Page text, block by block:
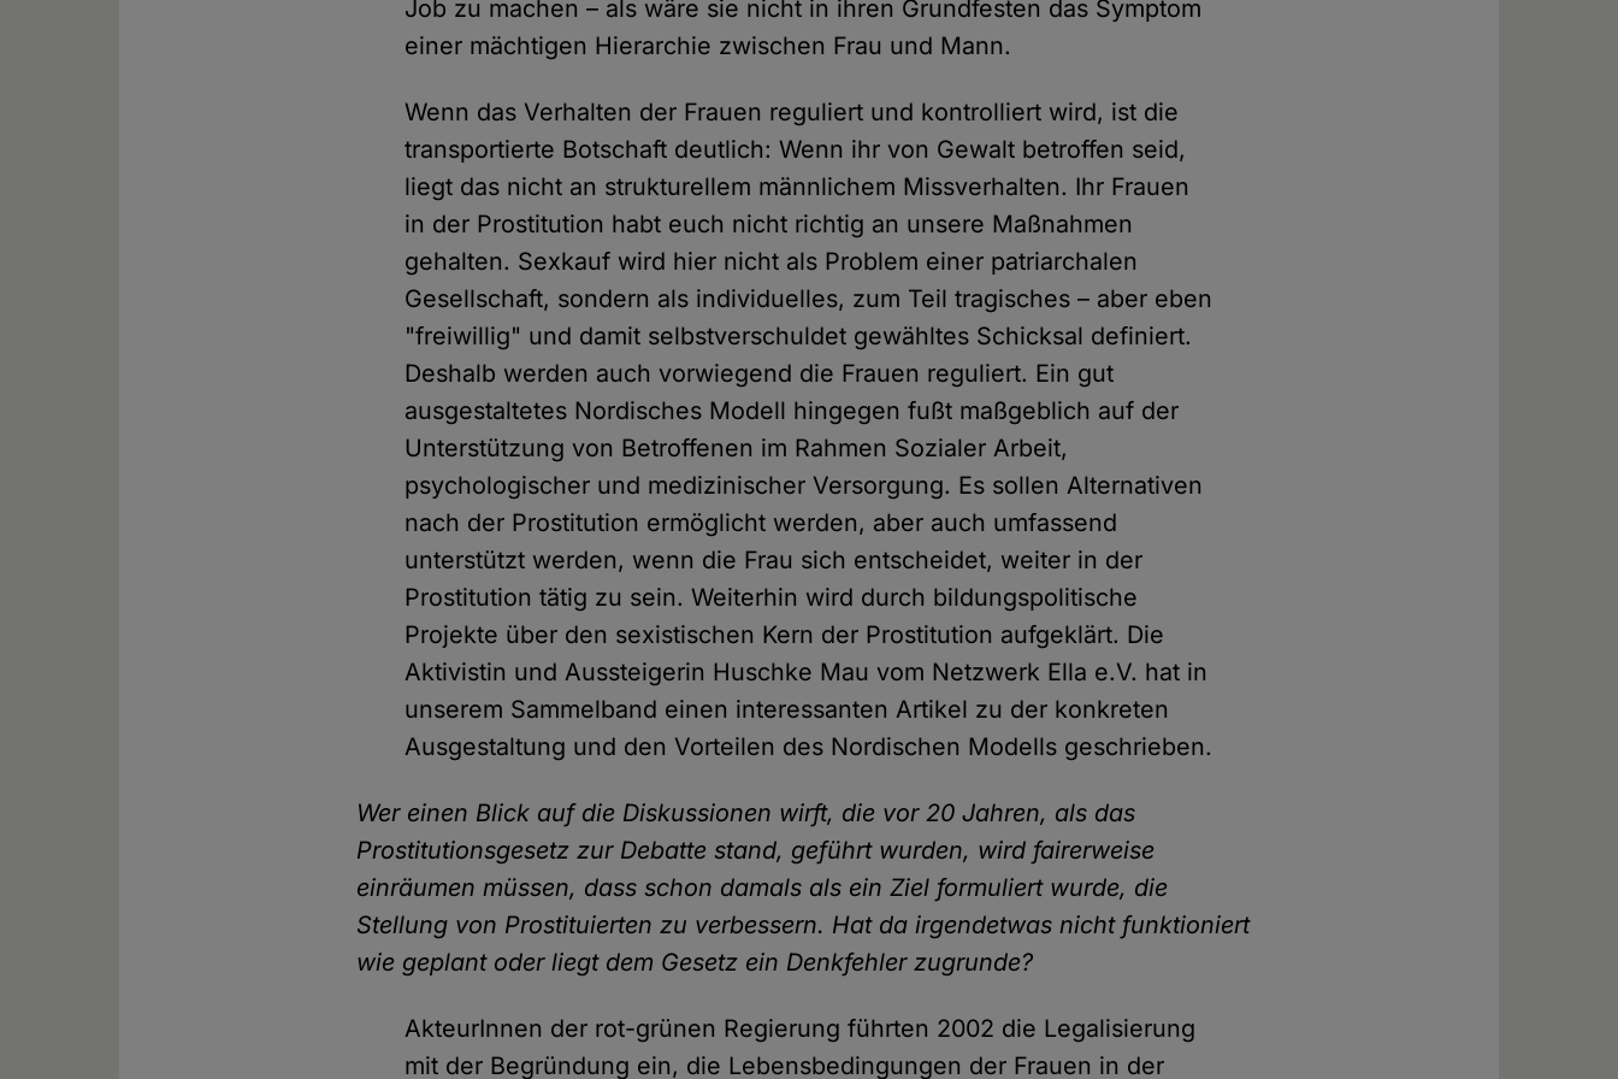
Job zu machen – als wäre sie nicht in ihren Grundfesten das Symptom
einer mächtigen Hierarchie zwischen Frau und Mann.
Wenn das Verhalten der Frauen reguliert und kontrolliert wird, ist die
transportierte Botschaft deutlich: Wenn ihr von Gewalt betroffen seid,
liegt das nicht an strukturellem männlichem Missverhalten. Ihr Frauen
in der Prostitution habt euch nicht richtig an unsere Maßnahmen
gehalten. Sexkauf wird hier nicht als Problem einer patriarchalen
Gesellschaft, sondern als individuelles, zum Teil tragisches – aber eben
"freiwillig" und damit selbstverschuldet gewähltes Schicksal definiert.
Deshalb werden auch vorwiegend die Frauen reguliert. Ein gut
ausgestaltetes Nordisches Modell hingegen fußt maßgeblich auf der
Unterstützung von Betroffenen im Rahmen Sozialer Arbeit,
psychologischer und medizinischer Versorgung. Es sollen Alternativen
nach der Prostitution ermöglicht werden, aber auch umfassend
unterstützt werden, wenn die Frau sich entscheidet, weiter in der
Prostitution tätig zu sein. Weiterhin wird durch bildungspolitische
Projekte über den sexistischen Kern der Prostitution aufgeklärt. Die
Aktivistin und Aussteigerin Huschke Mau vom Netzwerk Ella e.V. hat in
unserem Sammelband einen interessanten Artikel zu der konkreten
Ausgestaltung und den Vorteilen des Nordischen Modells geschrieben.
Wer einen Blick auf die Diskussionen wirft, die vor 20 Jahren, als das
Prostitutionsgesetz zur Debatte stand, geführt wurden, wird fairerweise
einräumen müssen, dass schon damals als ein Ziel formuliert wurde, die
Stellung von Prostituierten zu verbessern. Hat da irgendetwas nicht funktioniert
wie geplant oder liegt dem Gesetz ein Denkfehler zugrunde?
AkteurInnen der rot-grünen Regierung führten 2002 die Legalisierung
mit der Begründung ein, die Lebensbedingungen der Frauen in der